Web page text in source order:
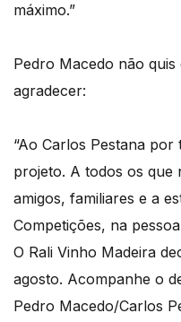
máximo.”
Pedro Macedo não
agradecer:
“Ao Carlos Pestana
projeto. A todos os que
amigos, familiares e a
Competições, na
O Rali Vinho Madeira
agosto. Acompanhe o
Pedro Macedo/Carlos